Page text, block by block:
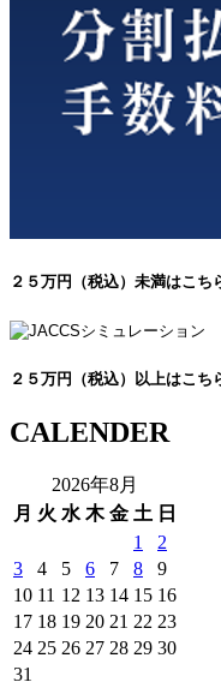
２５万円（税込）未満はこち
２５万円（税込）以上はこち
CALENDER
2026年8月
月 火 水 木 金 土 日
1
2
3
4 5 6 7 8
9
10 11 12 13 14 15 16
17 18 19 20 21 22 23
24 25 26 27 28 29 30
31